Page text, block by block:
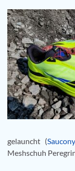
gelauncht (
Meshschuh